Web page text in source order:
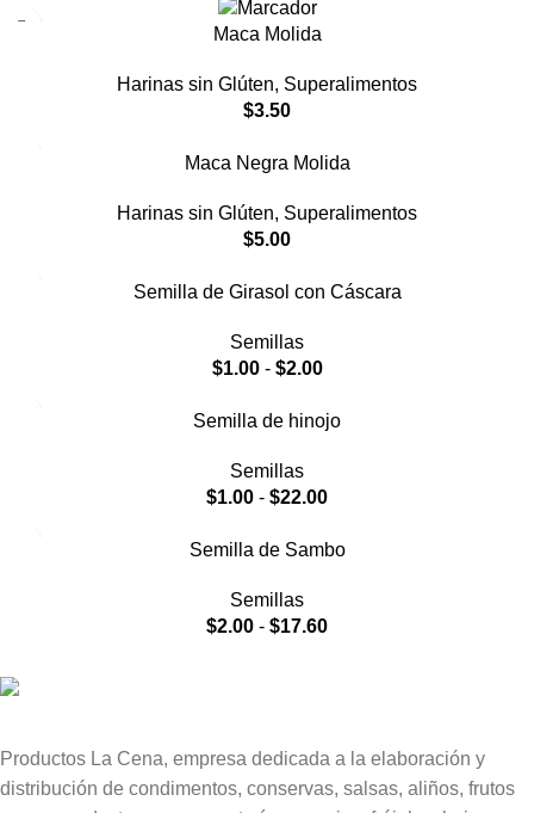
Maca Molida
Harinas sin Glúten, Superalimentos
$3.50
Maca Negra Molida
Harinas sin Glúten, Superalimentos
$5.00
Semilla de Girasol con Cáscara
Semillas
$1.00 - $2.00
Semilla de hinojo
Semillas
$1.00 - $22.00
Semilla de Sambo
Semillas
$2.00 - $17.60
Productos La Cena, empresa dedicada a la elaboración y
distribución de condimentos, conservas, salsas, aliños, frutos